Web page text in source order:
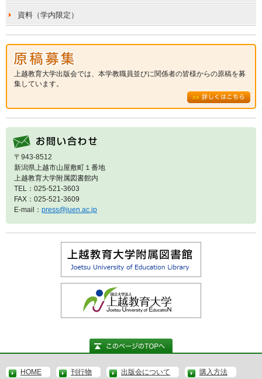
資料（学内限定）
上越教育大学出版会では、本学教職員並びに関係者の皆様からの原稿を募
集しています。
〒943-8512
新潟県上越市山屋敷町１番地
上越教育大学附属図書館内
TEL：025-521-3603
FAX：025-521-3609
E-mail： press@juen.ac.jp
HOME 刊行物 出版会について 購入方法